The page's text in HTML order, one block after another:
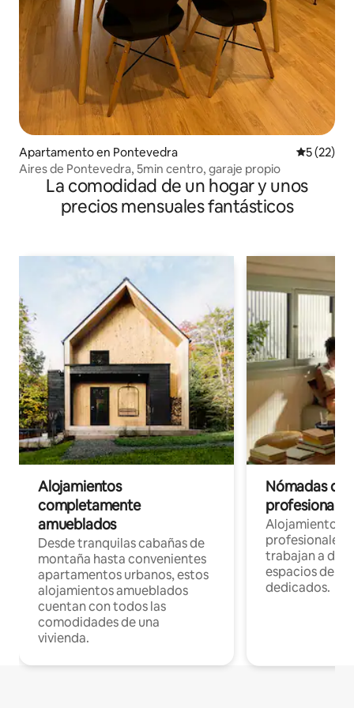
Apartamento en Pontevedra
5 (22)
Aires de Pontevedra, 5min centro, garaje propio
La comodidad de un hogar y unos
precios mensuales fantásticos
Alojamientos
completamente
amueblados
Desde tranquilas cabañas de
montaña hasta convenientes
apartamentos urbanos, estos
alojamientos amueblados
cuentan con todos las
comodidades de una
vivienda.
Nómadas
Alojamientos
profesionales
trabajan a
espacios de
dedicados.